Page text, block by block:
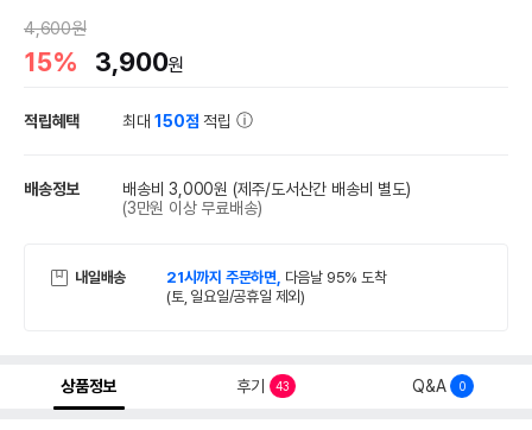
4,600원
15% 3,900원
적립혜택 최대150점 적립
배송정보 배송비 3,000원 (제주/도서산간 배송비 별도)
(3만원 이상 무료배송)
내일배송 21시까지 주문하면, 다음날 95% 도착
(토, 일요일/공휴일 제외)
상품정보 후기 43 Q&A 0